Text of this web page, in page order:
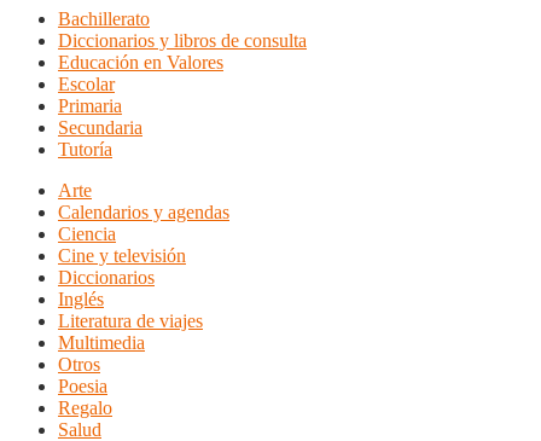
Bachillerato
Diccionarios y libros de consulta
Educación en Valores
Escolar
Primaria
Secundaria
Tutoría
Arte
Calendarios y agendas
Ciencia
Cine y televisión
Diccionarios
Inglés
Literatura de viajes
Multimedia
Otros
Poesia
Regalo
Salud